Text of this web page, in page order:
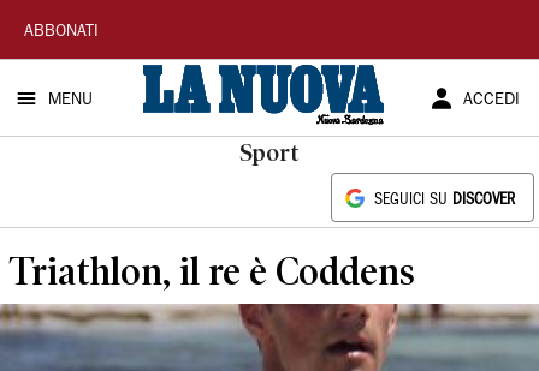
La
Nuova
Sardegna
ABBONATI
MENU ACCEDI
Sport
SEGUICI SU DISCOVER
Triathlon, il re è Coddens